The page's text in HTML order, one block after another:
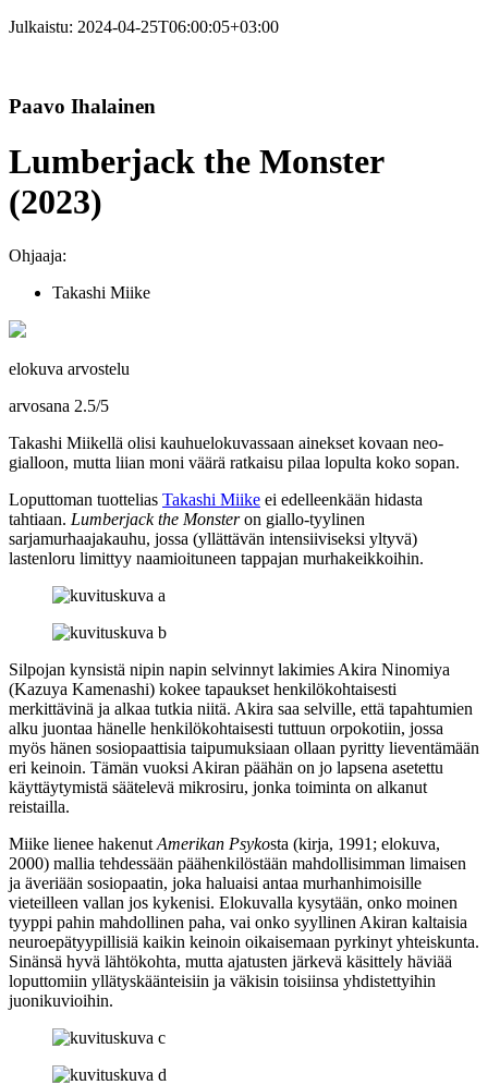
Julkaistu: 2024-04-25T06:00:05+03:00
Paavo Ihalainen
Lumberjack the Monster
(2023)
Ohjaaja:
Takashi Miike
elokuva arvostelu
arvosana 2.5/5
Takashi Miikellä olisi kauhuelokuvassaan ainekset kovaan neo-
gialloon, mutta liian moni väärä ratkaisu pilaa lopulta koko sopan.
Loputtoman tuottelias Takashi Miike ei edelleenkään hidasta
tahtiaan. Lumberjack the Monsteron giallo-tyylinen
sarjamurhaajakauhu, jossa (yllättävän intensiiviseksi yltyvä)
lastenloru limittyy naamioituneen tappajan murhakeikkoihin.
Silpojan kynsistä nipin napin selvinnyt lakimies Akira Ninomiya
(Kazuya Kamenashi) kokee tapaukset henkilökohtaisesti
merkittävinä ja alkaa tutkia niitä. Akira saa selville, että tapahtumien
alku juontaa hänelle henkilökohtaisesti tuttuun orpokotiin, jossa
myös hänen sosiopaattisia taipumuksiaan ollaan pyritty lieventämään
eri keinoin. Tämän vuoksi Akiran päähän on jo lapsena asetettu
käyttäytymistä säätelevä mikrosiru, jonka toiminta on alkanut
reistailla.
Miike lienee hakenut Amerikan Psykosta (kirja, 1991; elokuva,
2000) mallia tehdessään päähenkilöstään mahdollisimman limaisen
ja äveriään sosiopaatin, joka haluaisi antaa murhanhimoisille
vieteilleen vallan jos kykenisi. Elokuvalla kysytään, onko moinen
tyyppi pahin mahdollinen paha, vai onko syyllinen Akiran kaltaisia
neuroepätyypillisiä kaikin keinoin oikaisemaan pyrkinyt yhteiskunta.
Sinänsä hyvä lähtökohta, mutta ajatusten järkevä käsittely häviää
loputtomiin yllätyskäänteisiin ja väkisin toisiinsa yhdistettyihin
juonikuvioihin.